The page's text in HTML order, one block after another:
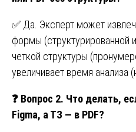
✅ Да. Эксперт может
формы (структурированной
четкой структуры
увеличивает время анализа
❓ Вопрос 2. Что делать,
Figma, а ТЗ — в PDF?